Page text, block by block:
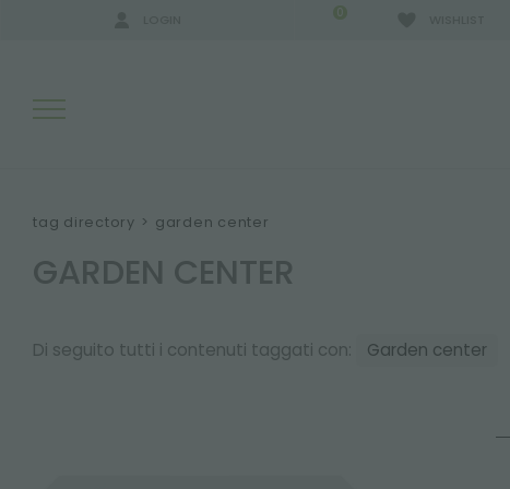
0
RISULTATI RICERCA:
tag directory > garden center
GARDEN CENTER
Di seguito tutti i contenuti taggati con: Garden center